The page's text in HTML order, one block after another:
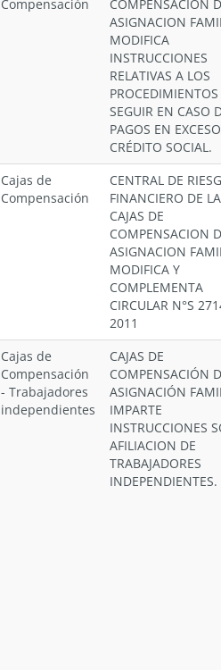
Compensación
COMPENSACION
ASIGNACION
MODIFICA
INSTRUCCIONES
RELATIVAS A LOS
SEGUIR EN CASO
PAGOS EN
CRÉDITO SOCIAL.
Cajas de
Compensación
CENTRAL DE
FINANCIERO DE
CAJAS DE
COMPENSACION
ASIGNACION
MODIFICA Y
COMPLEMENTA
CIRCULAR N°S
2011
Cajas de
Compensación
- Trabajadores
independientes
CAJAS DE
COMPENSACIÓN
ASIGNACIÓN
IMPARTE
INSTRUCCIONES
AFILIACION DE
TRABAJADORES
INDEPENDIENTES.